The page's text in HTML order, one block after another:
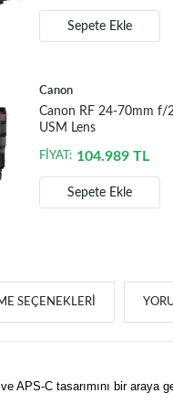
Sepete Ekle
Canon
Canon RF 24-70mm f/
USM Lens
FİYAT: 104.989 TL
Sepete Ekle
SEÇENEKLERI
APS-C tasarımını bir araya